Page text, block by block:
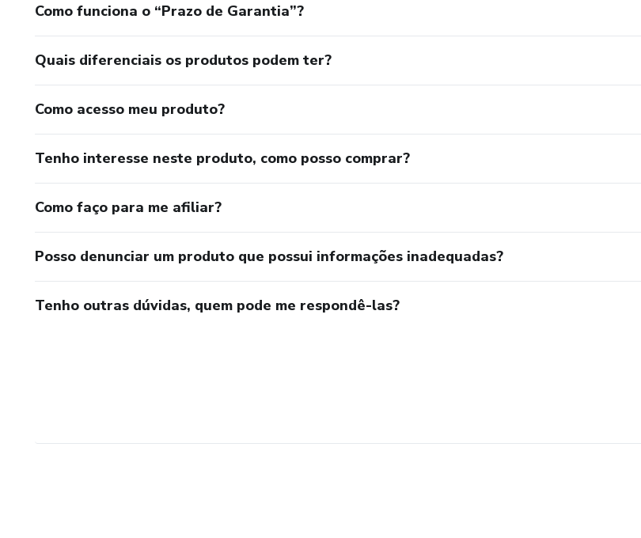
Como funciona o “Prazo de Garantia”?
Quais diferenciais os produtos podem ter?
Como acesso meu produto?
Tenho interesse neste produto, como posso comprar?
Como faço para me afiliar?
Posso denunciar um produto que possui informações inadequadas?
Tenho outras dúvidas, quem pode me respondê-las?